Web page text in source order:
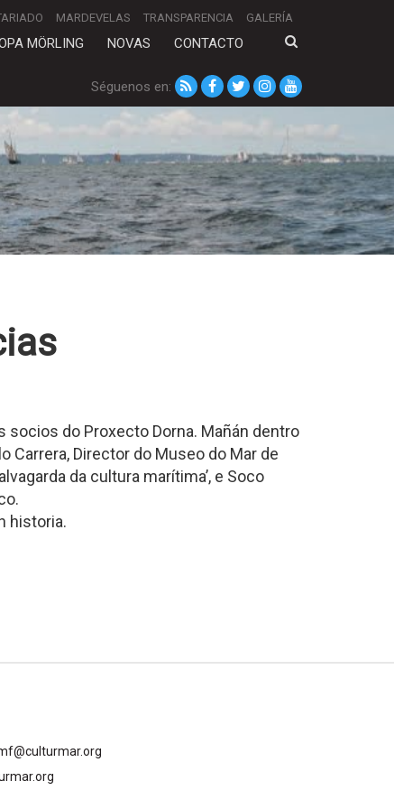
MARDEVELAS TRANSPARENCIA GALERÍA
MÖRLING NOVAS CONTACTO
Séguenos en:
socios do Proxecto Dorna. Mañán dentro
Carrera, Director do Museo do Mar de
da cultura marítima’, e Soco
historia.